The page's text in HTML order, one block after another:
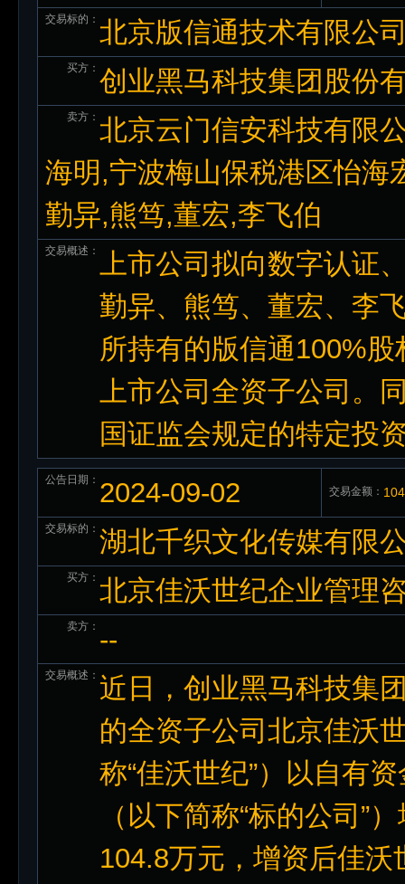
交易标的： 北京版信通技术有限公
买方： 创业黑马科技集团股份
卖方： 北京云门信安科技有限
海明,宁波梅山保税港区怡海
勤异,熊笃,董宏,李飞伯
交易概述： 上市公司拟向数字认证
勤异、熊笃、董宏、李
所持有的版信通100%
上市公司全资子公司。
国证监会规定的特定投
公告日期： 2024-09-02 交易金额：
交易标的： 湖北千织文化传媒有限
买方： 北京佳沃世纪企业管理
卖方： --
交易概述： 近日，创业黑马科技集
的全资子公司北京佳沃
称“佳沃世纪”）以自有
（以下简称“标的公司”
104.8万元，增资后佳